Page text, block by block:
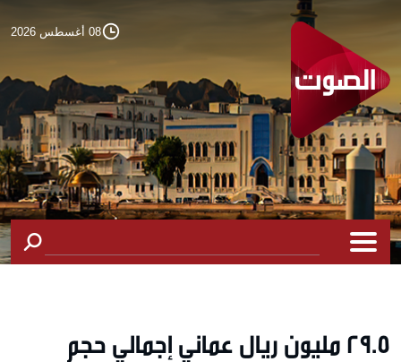
08 أغسطس 2026
29.5 مليون ريال عماني إجمالي حجم